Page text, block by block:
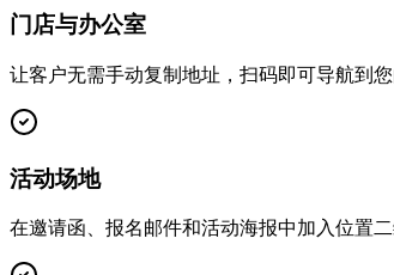
门店与办公室
让客户无需手动复制地址，扫码即可导航到
活动场地
在邀请函、报名邮件和活动海报中加入位置